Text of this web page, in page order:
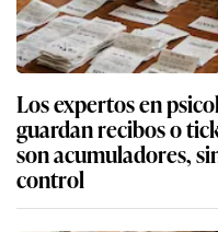
Los expertos en
guardan recibos o
son acumuladores,
control